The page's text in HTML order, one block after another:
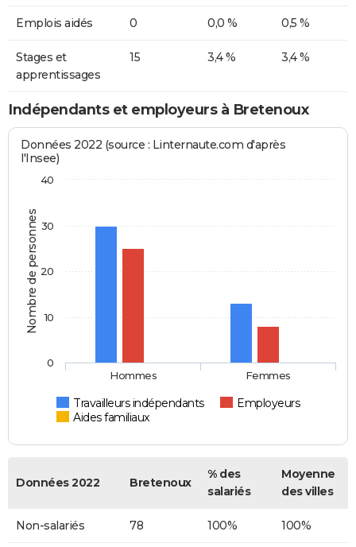
Emplois aidés 0 0,0 % 0,5 %
Stages et
apprentissages
15 3,4 % 3,4 %
Indépendants et employeurs à Bretenoux
Nombre de personnes
Données 2022 (source : Linternaute.com d'après
l'Insee)
Travailleurs indépendants
Employeurs
Aides familiaux
Hommes Femmes
0
10
20
30
40
Données 2022 Bretenoux
% des
salariés
Moyenne
des villes
Non-salariés 78 100% 100%